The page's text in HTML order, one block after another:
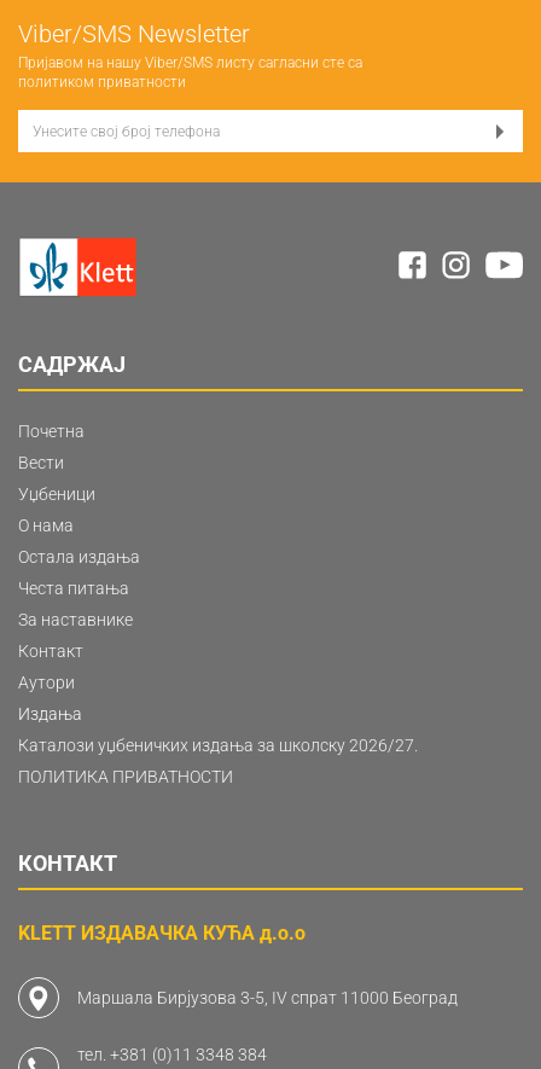
Viber/SMS Newsletter
Пријавом на нашу Viber/SMS листу сагласни сте са
политиком приватности
САДРЖАЈ
Почетна
Вести
Уџбеници
О нама
Остала издања
Честа питања
За наставнике
Контакт
Аутори
Издања
Каталози уџбеничких издања за школску 2026/27.
ПОЛИТИКА ПРИВАТНОСТИ
КОНТАКТ
KLETT ИЗДАВАЧКА КУЋА д.о.о
Маршала Бирјузова 3-5, IV спрат 11000 Београд
тел. +381 (0)11 3348 384